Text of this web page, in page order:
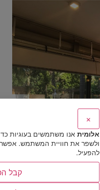
×
אלומית אנו משתמשים בעוגיות
ולשפר את חוויית המשתמש. אפשר
להפעיל.
קבל